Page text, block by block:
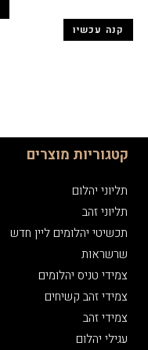
קנה עכשיו
קטגוריות מוצרים
תליוני יהלום
תליוני זהב
תכשיטי יהלומים ליין חדש
שרשראות
צמידי טניס יהלומים
צמידי זהב קשיחים
צמידי זהב
עגילי יהלום